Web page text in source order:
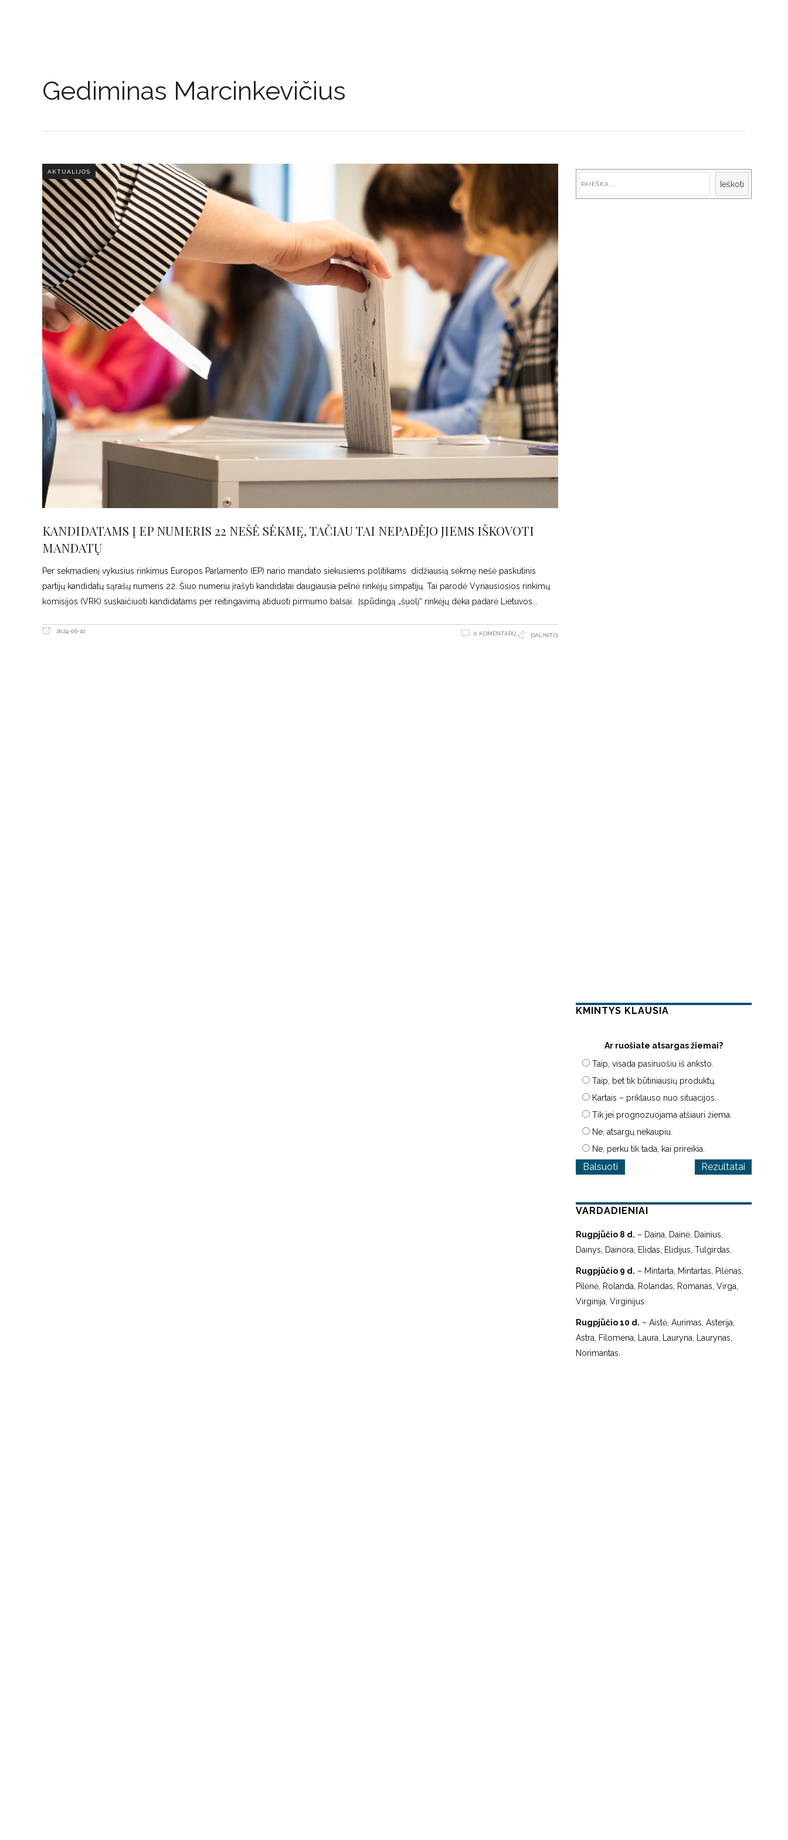
Gediminas Marcinkevičius
AKTUALIJOS
KANDIDATAMS Į EP NUMERIS 22 NEŠĖ SĖKMĘ, TAČIAU TAI NEPADĖJO JIEMS IŠKOVOTI
MANDATŲ
Per sekmadienį vykusius rinkimus Europos Parlamento (EP) nario mandato siekusiems politikams didžiausią sėkmę nešė paskutinis
partijų kandidatų sąrašų numeris 22. Šiuo numeriu įrašyti kandidatai daugiausia pelnė rinkėjų simpatijų. Tai parodė Vyriausiosios rinkimų
komisijos (VRK) suskaičiuoti kandidatams per reitingavimą atiduoti pirmumo balsai. Įspūdingą „šuolį“ rinkėjų dėka padarė Lietuvos
2024-06-10 0 KOMENTARŲ DALINTIS
Ieškoti
KMINTYS KLAUSIA
Ar ruošiate atsargas žiemai?
Taip, visada pasiruošiu iš anksto.
Taip, bet tik būtiniausių produktų.
Kartais – priklauso nuo situacijos.
Tik jei prognozuojama atšiauri žiema.
Ne, atsargų nekaupiu.
Ne, perku tik tada, kai prireikia.
Rezultatai
VARDADIENIAI
Rugpjūčio 8 d. – Daina, Dainė, Dainius,
Dainys, Dainora, Elidas, Elidijus, Tulgirdas.
Rugpjūčio 9 d. – Mintarta, Mintartas, Pilėnas,
Pilėnė, Rolanda, Rolandas, Romanas, Virga,
Virginija, Virginijus.
Rugpjūčio 10 d. – Aistė, Aurimas, Asterija,
Astra, Filomena, Laura, Lauryna, Laurynas,
Norimantas.